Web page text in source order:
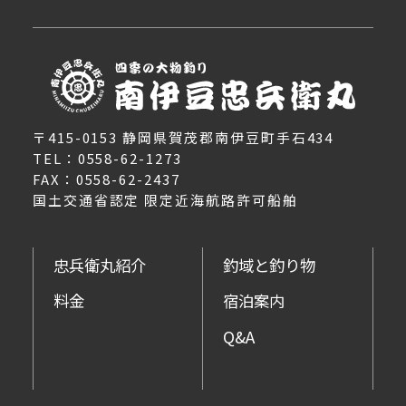
〒415-0153 静岡県賀茂郡南伊豆町手石434
TEL：0558-62-1273
FAX：0558-62-2437
国土交通省認定 限定近海航路許可船舶
忠兵衛丸紹介
料金
釣域と釣り物
宿泊案内
Q&A